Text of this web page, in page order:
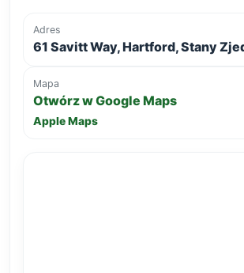
Adres
61 Savitt Way, Hartford, Stany
Mapa
Otwórz w Google Maps
Apple Maps